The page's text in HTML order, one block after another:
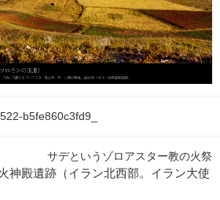
b5fe860c3fd9_
サデというゾロアスター教の火祭
神殿遺跡（イラン北西部。イラン大使